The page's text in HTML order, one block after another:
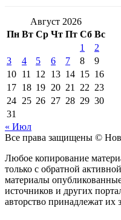
Август 2026
Пн Вт Ср Чт Пт Сб Вс
1
2
3
4 5 6 7 8
9
10 11 12 13 14 15 16
17 18 19 20 21 22 23
24 25 26 27 28 29 30
31
« Июл
Все права защищены ©
Любое копирование
только с обратной
материалы
источников и других
авторство принадлежат их